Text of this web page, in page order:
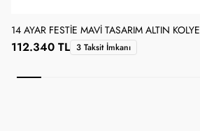
14 AYAR FESTIE MAVI TASARIM ALTIN KOLYE
112.340 TL 3 Taksit İmkanı